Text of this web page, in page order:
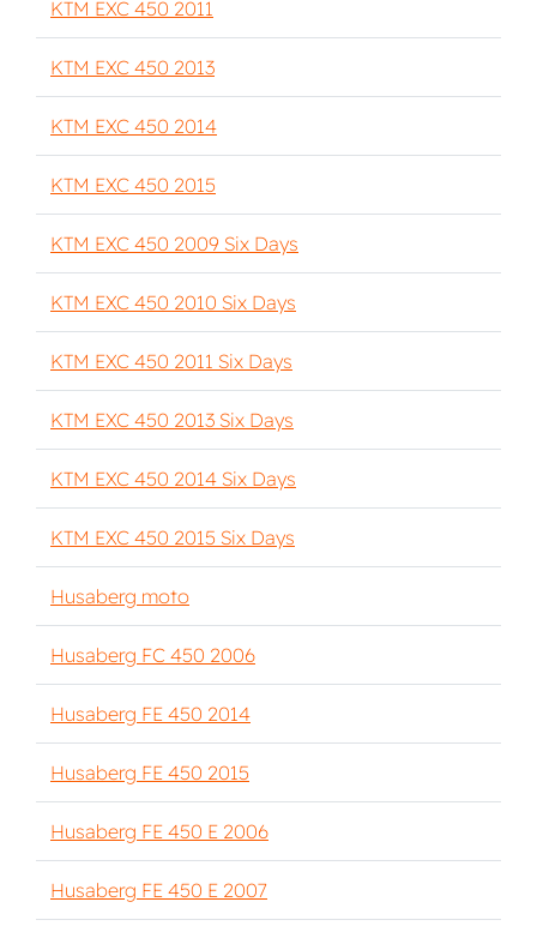
KTM EXC 450 2011
KTM EXC 450 2013
KTM EXC 450 2014
KTM EXC 450 2015
KTM EXC 450 2009 Six Days
KTM EXC 450 2010 Six Days
KTM EXC 450 2011 Six Days
KTM EXC 450 2013 Six Days
KTM EXC 450 2014 Six Days
KTM EXC 450 2015 Six Days
Husaberg moto
Husaberg FC 450 2006
Husaberg FE 450 2014
Husaberg FE 450 2015
Husaberg FE 450 E 2006
Husaberg FE 450 E 2007